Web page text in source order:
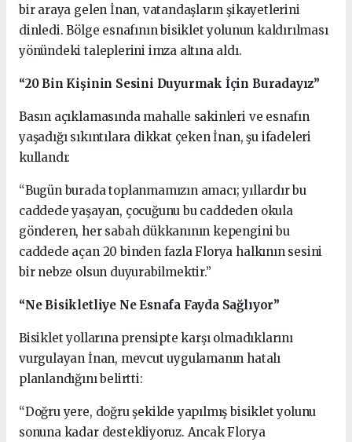
bir araya gelen İnan, vatandaşların şikayetlerini
dinledi. Bölge esnafının bisiklet yolunun kaldırılması
yönündeki taleplerini imza altına aldı.
“20 Bin Kişinin Sesini Duyurmak İçin Buradayız”
Basın açıklamasında mahalle sakinleri ve esnafın
yaşadığı sıkıntılara dikkat çeken İnan, şu ifadeleri
kullandı:
“Bugün burada toplanmamızın amacı; yıllardır bu
caddede yaşayan, çocuğunu bu caddeden okula
gönderen, her sabah dükkanının kepengini bu
caddede açan 20 binden fazla Florya halkının sesini
bir nebze olsun duyurabilmektir.”
“Ne Bisikletliye Ne Esnafa Fayda Sağlıyor”
Bisiklet yollarına prensipte karşı olmadıklarını
vurgulayan İnan, mevcut uygulamanın hatalı
planlandığını belirtti:
“Doğru yere, doğru şekilde yapılmış bisiklet yolunu
sonuna kadar destekliyoruz. Ancak Florya